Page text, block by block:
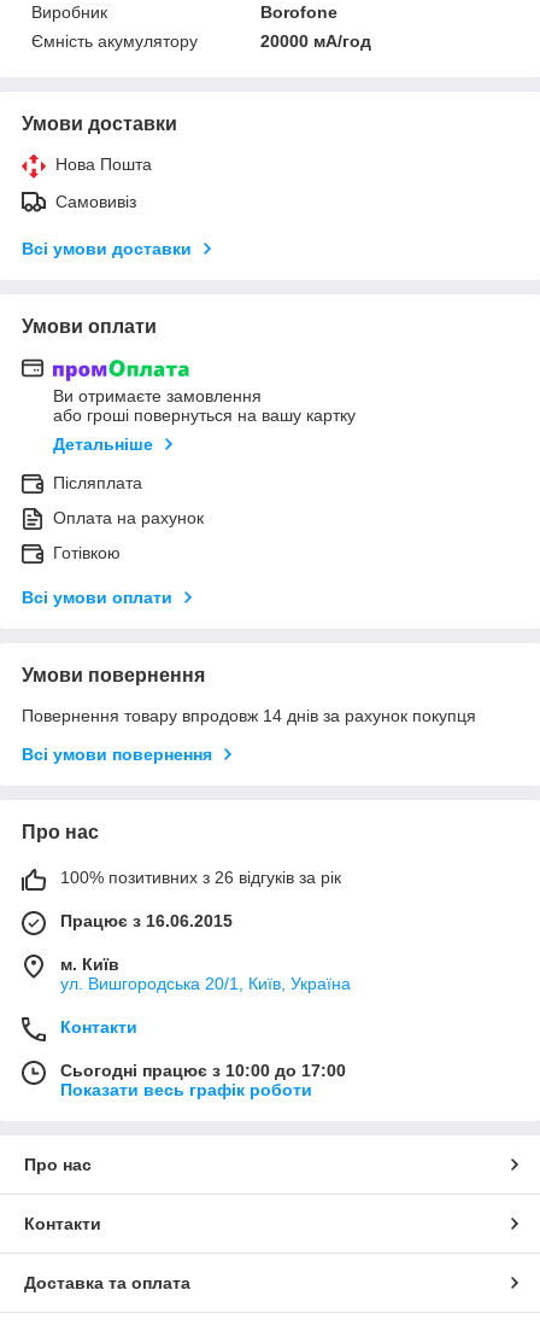
Виробник
Borofone
Ємність акумулятору
20000 мА/год
Умови доставки
Нова Пошта
Самовивіз
Всі умови доставки
Умови оплати
Ви отримаєте замовлення
або гроші повернуться на вашу картку
Детальніше
Післяплата
Оплата на рахунок
Готівкою
Всі умови оплати
Умови повернення
Повернення товару впродовж 14 днів за рахунок покупця
Всі умови повернення
Про нас
100% позитивних з 26 відгуків за рік
Працює з 16.06.2015
м. Київ
ул. Вишгородська 20/1, Київ, Україна
Контакти
Сьогодні працює з 10:00 до 17:00
Показати весь графік роботи
Про нас
Контакти
Доставка та оплата